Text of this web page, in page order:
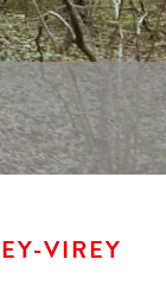
VIREY